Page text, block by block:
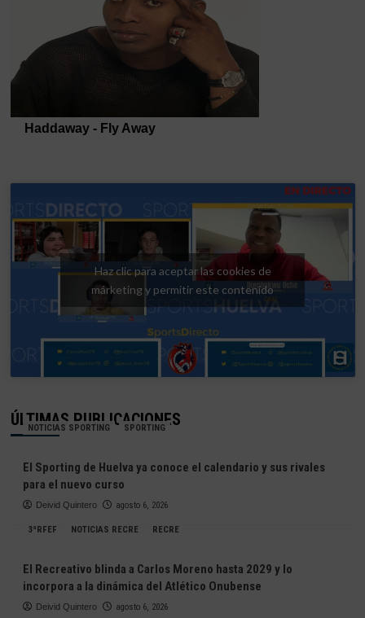
Haz clic para aceptar las cookies de
márketing y permitir este contenido
ÚLTIMAS PUBLICACIONES
NOTICIAS SPORTING SPORTING
El Sporting de Huelva ya conoce el calendario y sus rivales
para el nuevo curso
Deivid Quintero agosto 6, 2026
3ªRFEF NOTICIAS RECRE RECRE
El Recreativo blinda a Carlos Moreno hasta 2029 y lo
incorpora a la dinámica del Atlético Onubense
Deivid Quintero agosto 6, 2026